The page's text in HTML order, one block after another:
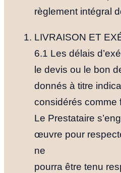
règlement intégral
LIVRAISON ET
6.1 Les délais
le devis ou le bon
donnés à titre
considérés comme
Le Prestataire
œuvre pour
ne
pourra être tenu